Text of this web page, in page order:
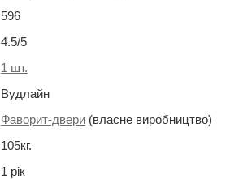
596
4.5/5
1 шт.
Вудлайн
Фаворит-двери (власне виробництво)
105кг.
1 рік